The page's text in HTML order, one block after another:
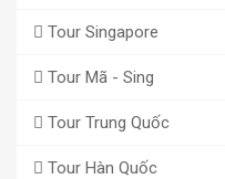
Tour Singapore
Tour Mã - Sing
Tour Trung Quốc
Tour Hàn Quốc